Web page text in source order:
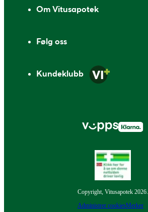
Om Vitusapotek
Følg oss
Kundeklubb
Copyright, Vitusapotek 2026.
Administrer cookiesMerker